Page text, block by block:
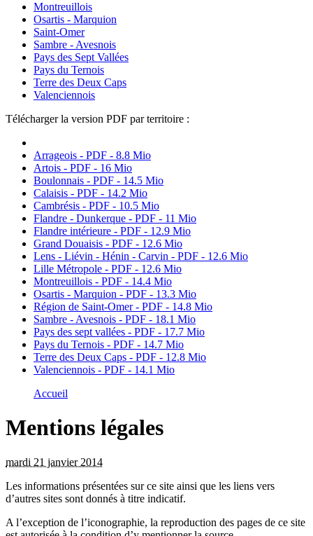
Montreuillois
Osartis - Marquion
Saint-Omer
Sambre - Avesnois
Pays des Sept Vallées
Pays du Ternois
Terre des Deux Caps
Valenciennois
Télécharger la version PDF par territoire :
Arrageois - PDF - 8.8 Mio
Artois - PDF - 16 Mio
Boulonnais - PDF - 14.5 Mio
Calaisis - PDF - 14.2 Mio
Cambrésis - PDF - 10.5 Mio
Flandre - Dunkerque - PDF - 11 Mio
Flandre intérieure - PDF - 12.9 Mio
Grand Douaisis - PDF - 12.6 Mio
Lens - Liévin - Hénin - Carvin - PDF - 12.6 Mio
Lille Métropole - PDF - 12.6 Mio
Montreuillois - PDF - 14.4 Mio
Osartis - Marquion - PDF - 13.3 Mio
Région de Saint-Omer - PDF - 14.8 Mio
Sambre - Avesnois - PDF - 18.1 Mio
Pays des sept vallées - PDF - 17.7 Mio
Pays du Ternois - PDF - 14.7 Mio
Terre des Deux Caps - PDF - 12.8 Mio
Valenciennois - PDF - 14.1 Mio
Accueil
Mentions légales
mardi 21 janvier 2014
Les informations présentées sur ce site ainsi que les liens vers
d’autres sites sont donnés à titre indicatif.
A l’exception de l’iconographie, la reproduction des pages de ce site